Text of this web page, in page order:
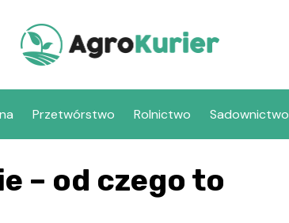
Przetwórstwo Rolnictwo Sadownictwo
– od czego to